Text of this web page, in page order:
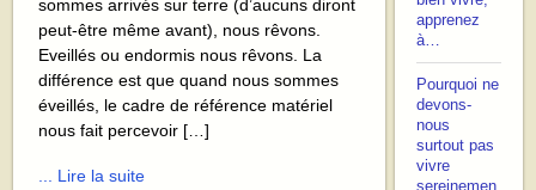
sommes arrivés sur terre (d’aucuns diront
peut-être même avant), nous rêvons.
Eveillés ou endormis nous rêvons. La
différence est que quand nous sommes
éveillés, le cadre de référence matériel
nous fait percevoir […]
... Lire la suite
apprenez
à…
Pourquoi ne
devons-
nous
surtout pas
vivre